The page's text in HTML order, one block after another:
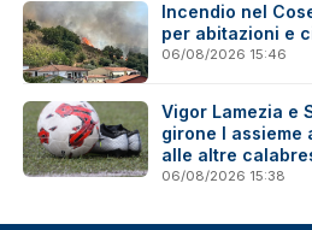
Incendio nel
per abitazioni e
06/08/2026 15:46
Vigor Lamezia e
girone I assieme
alle altre
agosto
06/08/2026 15:38